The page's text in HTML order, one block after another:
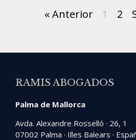
« Anterior 1 2
RAMIS ABOGADOS
Palma de Mallorca
Avda. Alexandre Rosselló · 26, 1
07002 Palma · Illes Balears ·